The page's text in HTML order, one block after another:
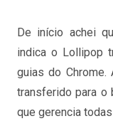
De início achei
indica o Lollipop
guias do Chrome.
transferido para o
que gerencia